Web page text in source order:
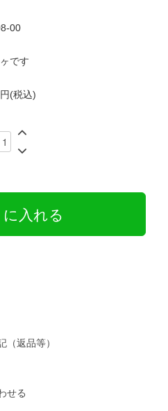
00
です
(税込)
（返品等）
せる